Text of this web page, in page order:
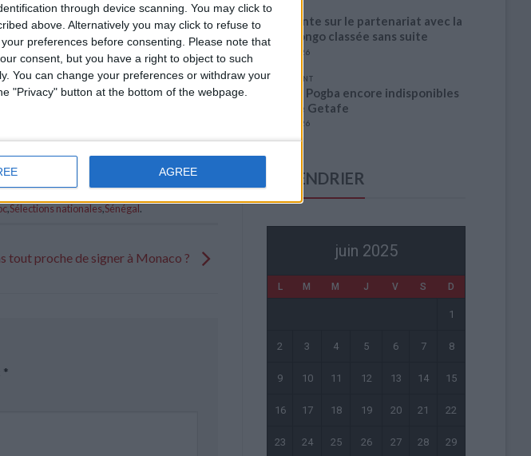
through device scanning. You may click to
above. Alternatively you may click to refuse to
preferences before consenting.
Please note that
consent, but you have a right to object to such
You can change your preferences or withdraw your
"Privacy" button at the bottom of the webpage.
AGREE
,Sélections nationales,Sénégal.
tout proche de signer à Monaco ?
*
La plainte sur le partenariat avec la
R.D. Congo classée sans suite
6 août 2026
1 COMMENT
Fati et Pogba encore indisponibles
contre Getafe
6 août 2026
CALENDRIER
juin 2025
L M M J V S D
1
2 3 4 5 6 7 8
9 10 11 12 13 14 15
16 17 18 19 20 21 22
23 24 25 26 27 28 29